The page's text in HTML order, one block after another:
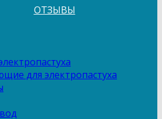
ОТЗЫВЫ
для электропастуха